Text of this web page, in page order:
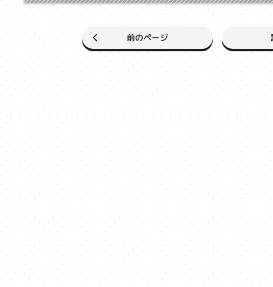
前のページ